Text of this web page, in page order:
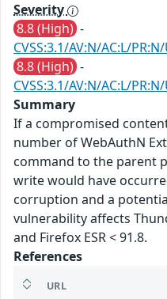
Severity
8.8 (High) -
CVSS:3.1/AV:N/AC:L/
8.8 (High) -
CVSS:3.1/AV:N/AC:L/
Summary
If a compromised
number of WebAuthN
command to the parent
write would have
corruption and a
vulnerability affects
and Firefox ESR < 91.8.
References
URL